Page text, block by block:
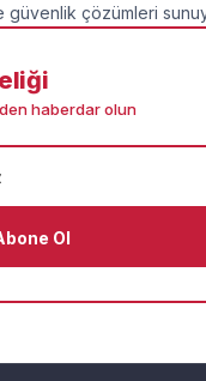
güvenlik çözümleri
haberdar olun
Ol